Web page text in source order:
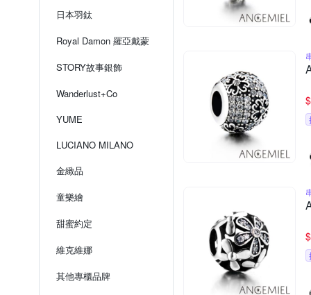
日本羽鈦
Royal Damon 羅亞戴蒙
STORY故事銀飾
Wanderlust+Co
YUME
LUCIANO MILANO
金緻品
童樂繪
甜蜜約定
維克維娜
其他專櫃品牌
$
$